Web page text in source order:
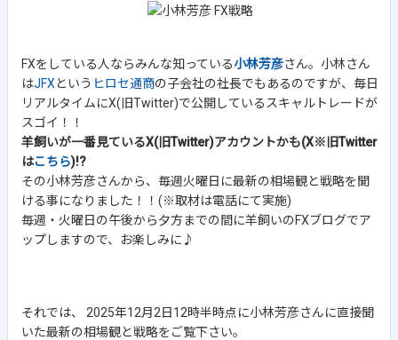
FXをしている人ならみんな知っている小林芳彦さん。小林さん
はJFXという ヒロセ通商の子会社の社長でもあるのですが、毎日
リアルタイムにX(旧Twitter)で公開しているスキャルトレードが
スゴイ！！
羊飼いが一番見ているX(旧Twitter)アカウントかも(X※旧Twitter
はこちら)!?
その小林芳彦さんから、毎週火曜日に最新の相場観と戦略を聞
ける事になりました！！(※取材は電話にて実施)
毎週・火曜日の午後から夕方までの間に羊飼いのFXブログでア
ップしますので、お楽しみに♪
それでは、 2025年12月2日12時半時点に小林芳彦さんに直接聞
いた最新の相場観と戦略をご覧下さい。